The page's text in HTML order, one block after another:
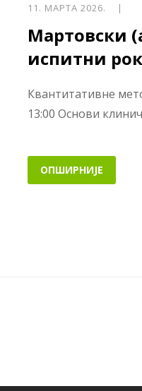
11. МАРТА 2026. |
Мартовски
испитни
Квантитативне
13:00 Основи
ОПШИРНИЈЕ